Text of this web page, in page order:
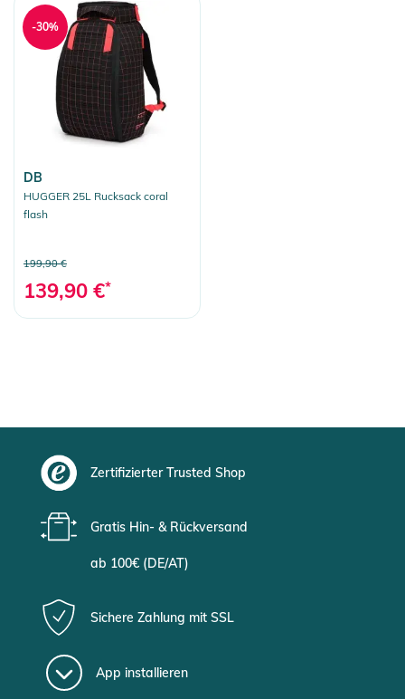
DB
HUGGER 25L Rucksack coral
flash
199,90 €
139,90 €*
-30%
Zertifizierter Trusted Shop
Gratis Hin- & Rückversand
ab 100€ (DE/AT)
Sichere Zahlung mit SSL
App installieren